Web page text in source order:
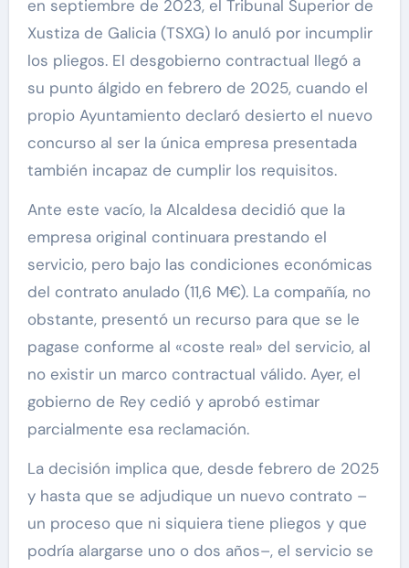
en septiembre de 2023, el Tribunal Superior de
Xustiza de Galicia (TSXG) lo anuló por incumplir
los pliegos. El desgobierno contractual llegó a
su punto álgido en febrero de 2025, cuando el
propio Ayuntamiento declaró desierto el nuevo
concurso al ser la única empresa presentada
también incapaz de cumplir los requisitos.
Ante este vacío, la Alcaldesa decidió que la
empresa original continuara prestando el
servicio, pero bajo las condiciones económicas
del contrato anulado (11,6 M€). La compañía, no
obstante, presentó un recurso para que se le
pagase conforme al «coste real» del servicio, al
no existir un marco contractual válido. Ayer, el
gobierno de Rey cedió y aprobó estimar
parcialmente esa reclamación.
La decisión implica que, desde febrero de 2025
y hasta que se adjudique un nuevo contrato –
un proceso que ni siquiera tiene pliegos y que
podría alargarse uno o dos años–, el servicio se